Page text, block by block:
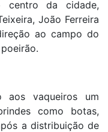
centro da cidade,
João Ferreira
ao campo do
aos vaqueiros um
como botas,
a distribuição de